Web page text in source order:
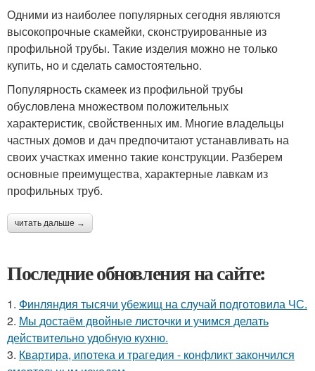
Одними из наиболее популярных сегодня являются
высокопрочные скамейки, сконструированные из
профильной трубы. Такие изделия можно не только
купить, но и сделать самостоятельно.
Популярность скамеек из профильной трубы
обусловлена множеством положительных
характеристик, свойственных им. Многие владельцы
частных домов и дач предпочитают устанавливать на
своих участках именно такие конструкции. Разберем
основные преимущества, характерные лавкам из
профильных труб.
читать дальше →
Последние обновления на сайте:
1. Финляндия тысячи убежищ на случай подготовила ЧС.
2. Мы достаём двойные листочки и учимся делать
действительно удобную кухню.
3. Квартира, ипотека и трагедия - конфликт закончился